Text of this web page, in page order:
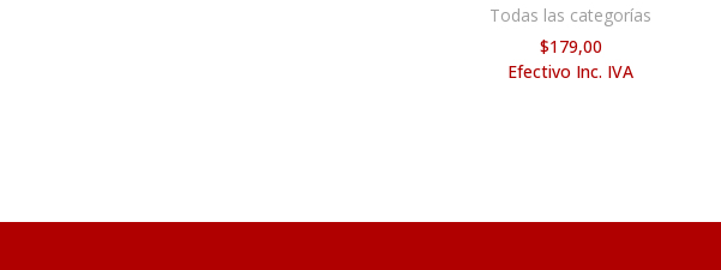
Todas las categorías
$179,00
Efectivo Inc. IVA